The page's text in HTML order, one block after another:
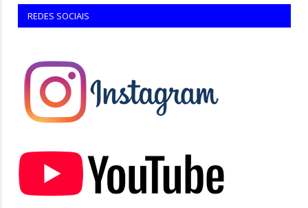
REDES SOCIAIS